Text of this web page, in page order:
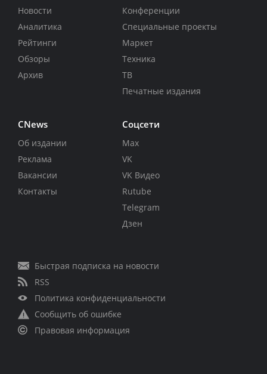
Новости
Аналитика
Рейтинги
Обзоры
Архив
Конференции
Специальные проекты
Маркет
Техника
ТВ
Печатные издания
CNews
Об издании
Реклама
Вакансии
Контакты
Соцсети
Max
VK
VK Видео
Rutube
Telegram
Дзен
Быстрая подписка на новости
RSS
Политика конфиденциальности
Сообщить об ошибке
Правовая информация